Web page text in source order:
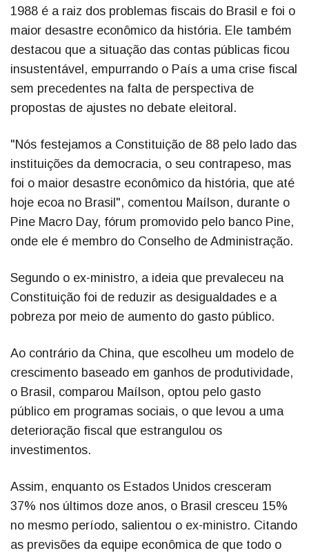
1988 é a raiz dos problemas fiscais do Brasil e foi o
maior desastre econômico da história. Ele também
destacou que a situação das contas públicas ficou
insustentável, empurrando o País a uma crise fiscal
sem precedentes na falta de perspectiva de
propostas de ajustes no debate eleitoral.
"Nós festejamos a Constituição de 88 pelo lado das
instituições da democracia, o seu contrapeso, mas
foi o maior desastre econômico da história, que até
hoje ecoa no Brasil", comentou Maílson, durante o
Pine Macro Day, fórum promovido pelo banco Pine,
onde ele é membro do Conselho de Administração.
Segundo o ex-ministro, a ideia que prevaleceu na
Constituição foi de reduzir as desigualdades e a
pobreza por meio de aumento do gasto público.
Ao contrário da China, que escolheu um modelo de
crescimento baseado em ganhos de produtividade,
o Brasil, comparou Maílson, optou pelo gasto
público em programas sociais, o que levou a uma
deterioração fiscal que estrangulou os
investimentos.
Assim, enquanto os Estados Unidos cresceram
37% nos últimos doze anos, o Brasil cresceu 15%
no mesmo período, salientou o ex-ministro. Citando
as previsões da equipe econômica de que todo o